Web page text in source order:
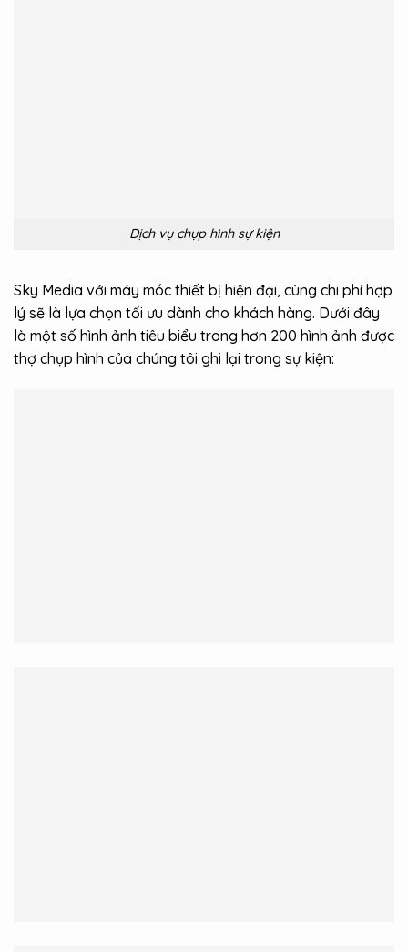
Dịch vụ chụp hình sự kiện
Sky Media với máy móc thiết bị hiện đại, cùng chi phí hợp
lý sẽ là lựa chọn tối ưu dành cho khách hàng. Dưới đây
là một số hình ảnh tiêu biểu trong hơn 200 hình ảnh được
thợ chụp hình của chúng tôi ghi lại trong sự kiện: